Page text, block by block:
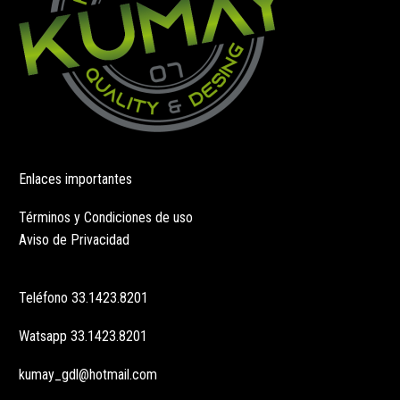
producto
Enlaces importantes
Términos y Condiciones de uso
Aviso de Privacidad
Teléfono 33.1423.8201
Watsapp 33.1423.8201
kumay_gdl@hotmail.com